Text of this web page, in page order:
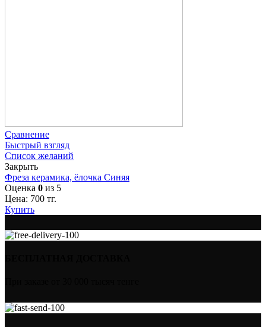
Сравнение
Быстрый взгляд
Список желаний
Закрыть
Фреза керамика, ёлочка Синяя
Оценка 0 из 5
Цена: 700 тг.
Купить